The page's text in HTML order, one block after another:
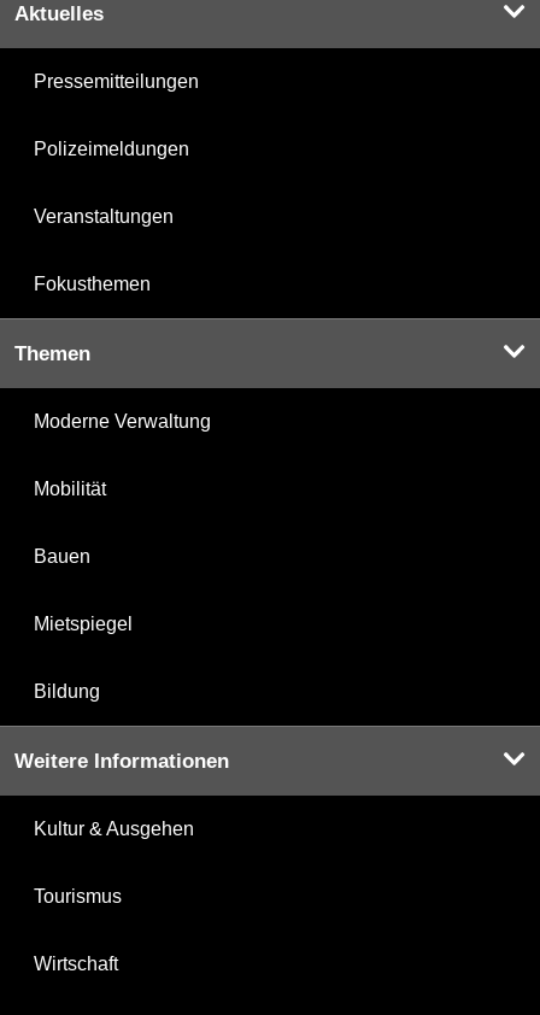
Aktuelles
Pressemitteilungen
Polizeimeldungen
Veranstaltungen
Fokusthemen
Themen
Moderne Verwaltung
Mobilität
Bauen
Mietspiegel
Bildung
Weitere Informationen
Kultur & Ausgehen
Tourismus
Wirtschaft